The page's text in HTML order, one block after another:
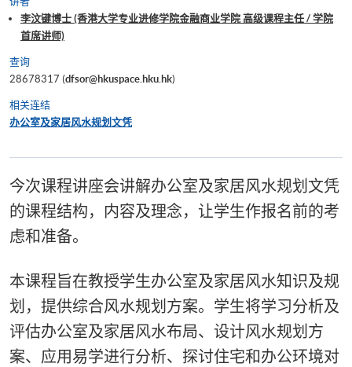
李汶键博士 (香港大学专业进修学院金融商业学院 高级课程主任 / 学院
首席讲师)
查询
28678317 (dfsor@hkuspace.hku.hk)
相关连结
办公室及家居风水规划文凭
今次课程讲座会讲解办公室及家居风水规划文凭
的课程结构，内容及理念，让学生作报名前的考
虑和准备。
本课程旨在教授学生办公室及家居风水知识及规
划，提供综合风水规划方案。学生将学习分析及
评估办公室及家居风水布局、设计风水规划方
案、应用易学进行分析、探讨住宅和办公环境对